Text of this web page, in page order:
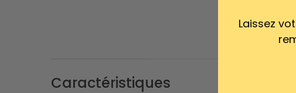
Caractéristiques
Laissez